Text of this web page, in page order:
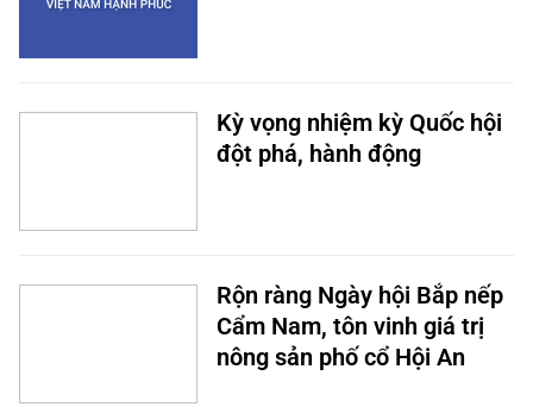
Kỳ vọng nhiệm kỳ Quốc hội
đột phá, hành động
Rộn ràng Ngày hội Bắp nếp
Cẩm Nam, tôn vinh giá trị
nông sản phố cổ Hội An